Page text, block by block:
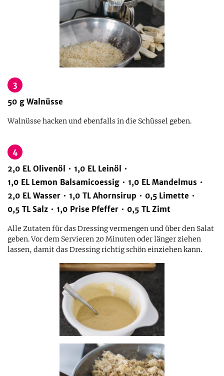
3
50 g Walnüsse
Walnüsse hacken und ebenfalls in die Schüssel geben.
4
2,0 EL Olivenöl 1,0 EL Leinöl
1,0 EL Lemon Balsamicoessig 1,0 EL Mandelmus
2,0 EL Wasser 1,0 TL Ahornsirup 0,5 Limette
0,5 TL Salz 1,0 Prise Pfeffer 0,5 TL Zimt
Alle Zutaten für das Dressing vermengen und über den Salat
geben. Vor dem Servieren 20 Minuten oder länger ziehen
lassen, damit das Dressing richtig schön einziehen kann.